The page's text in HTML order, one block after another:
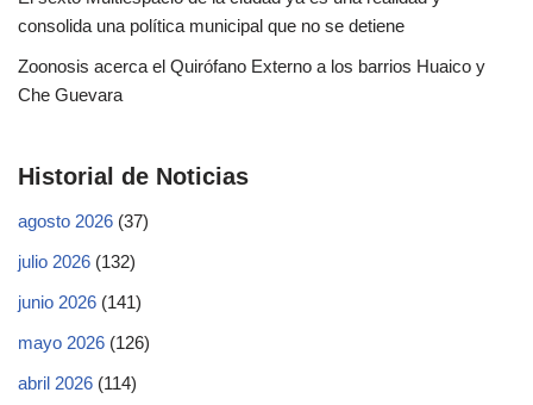
consolida una política municipal que no se detiene
Zoonosis acerca el Quirófano Externo a los barrios Huaico y
Che Guevara
Historial de Noticias
agosto 2026 (37)
julio 2026 (132)
junio 2026 (141)
mayo 2026 (126)
abril 2026 (114)